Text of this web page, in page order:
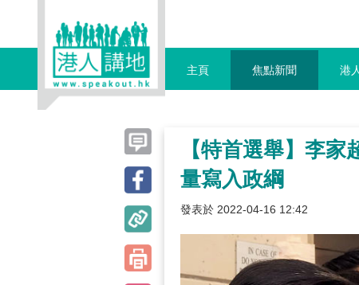
主頁 焦點新聞 港
【特首選舉】李
量寫入政綱
發表於 2022-04-16 12:42